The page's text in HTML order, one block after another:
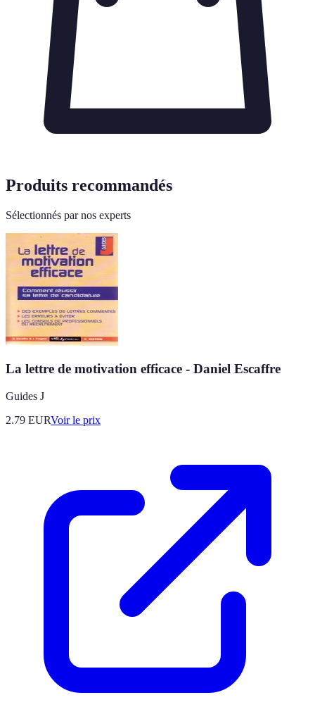
Produits recommandés
Sélectionnés par nos experts
La lettre de motivation efficace - Daniel Escaffre
Guides J
2.79 EURVoir le prix